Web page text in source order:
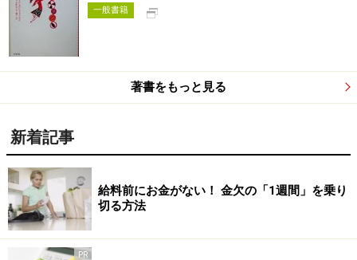
一般書籍
著書をもっと見る
新着記事
給料前にお金がない！ 金欠の「1週間」を乗り
切る方法
PR